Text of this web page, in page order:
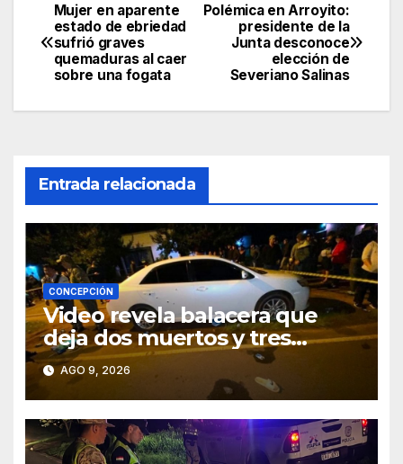
Navegación
de
entradas
Polémica en Arroyito:
presidente de la
Junta desconoce
elección de
Severiano Salinas
Mujer en aparente
estado de ebriedad
sufrió graves
quemaduras al caer
sobre una fogata
Entrada relacionada
CONCEPCIÓN
Video revela balacera que
deja dos muertos y tres
heridos en Tava’ i, Caazapá
AGO 9, 2026